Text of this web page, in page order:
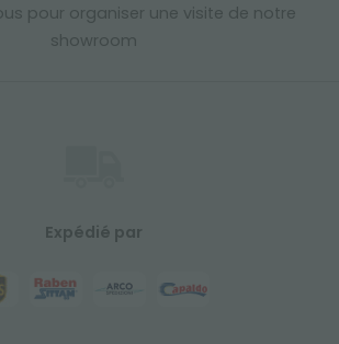
pour organiser une visite de notre
showroom
Expédié par